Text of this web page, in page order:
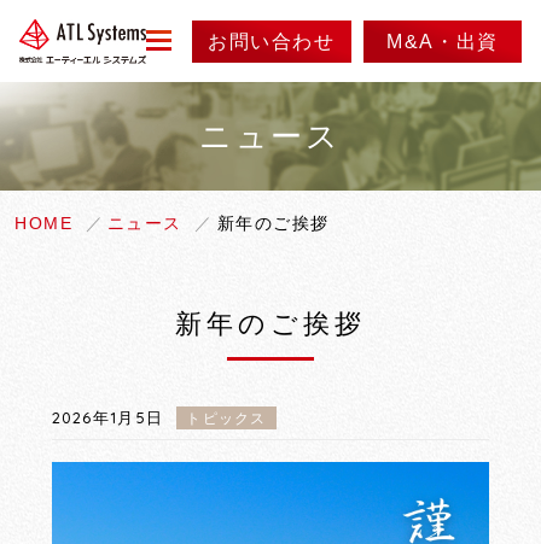
menu
会社情報
お問い合わせ M&A・出資
ニュース
HOME ニュース 新年のご挨拶
新年のご挨拶
2026年1月5日 トピックス